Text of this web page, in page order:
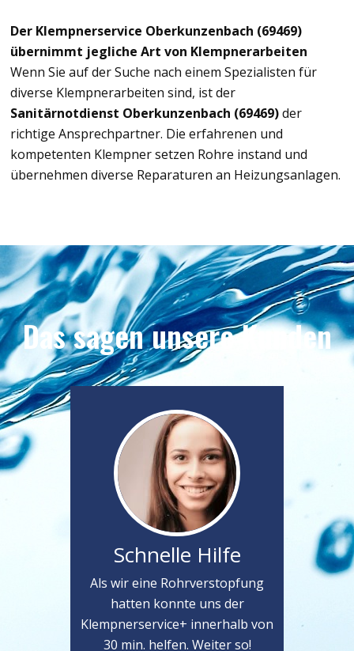
Der Klempnerservice Oberkunzenbach (69469)
übernimmt jegliche Art von Klempnerarbeiten
Wenn Sie auf der Suche nach einem Spezialisten für
diverse Klempnerarbeiten sind, ist der
Sanitärnotdienst Oberkunzenbach (69469)der
richtige Ansprechpartner. Die erfahrenen und
kompetenten Klempner setzen Rohre instand und
übernehmen diverse Reparaturen an Heizungsanlagen.
Das sagen unsere Kunden
Schnelle Hilfe
Als wir eine Rohrverstopfung
hatten konnte uns der
Klempnerservice+ innerhalb von
30 min. helfen. Weiter so!